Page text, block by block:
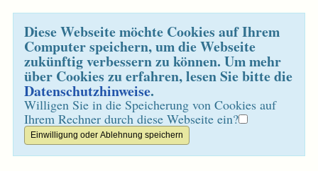
Diese Webseite möchte Cookies auf Ihrem
Computer speichern, um die Webseite
zukünftig verbessern zu können. Um mehr
über Cookies zu erfahren, lesen Sie bitte die
Datenschutzhinweise.
Willigen Sie in die Speicherung von Cookies auf
Ihrem Rechner durch diese Webseite ein?